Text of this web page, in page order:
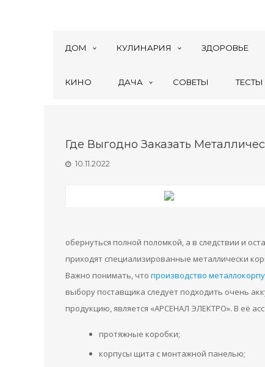
ДОМ КУЛИНАРИЯ ЗДОРОВЬЕ
КИНО ДАЧА СОВЕТЫ ТЕСТЫ
Где Выгодно Заказать
10.11.2022
обернуться полной поломкой, а в следствии и
приходят специализированные металлически
Важно понимать, что производство
выбору поставщика следует подходить очень
продукцию, является «АРСЕНАЛ ЭЛЕКТРО». В её
протяжные коробки;
корпусы щита с монтажной панелью;